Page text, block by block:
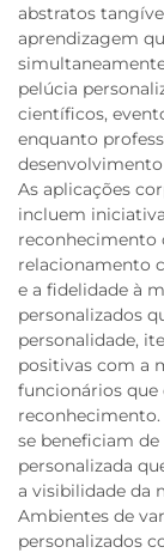
abstratos
aprendizagem
pelúcia
científicos,
enquanto
As aplicações
incluem
reconhecimento
relacionamento
e a fidelidade à
personalizados
personalidade,
positivas com a
funcionários
se beneficiam
personalizada
a visibilidade da
Ambientes de
personalizados